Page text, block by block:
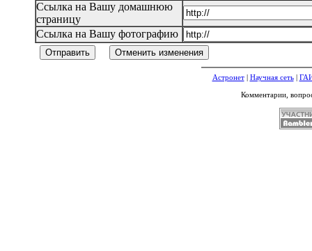
Ссылка на Вашу домашнюю
страницу
Ссылка на Вашу фотографию
Астронет| Научная сеть|
Комментарии,